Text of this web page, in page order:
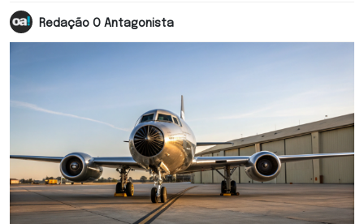
Redação O Antagonista